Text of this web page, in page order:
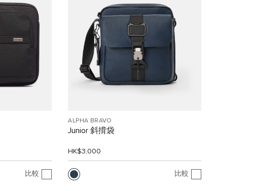
比較
ALPHA BRAVO
Junior 斜揹袋
HK$3,000
比較